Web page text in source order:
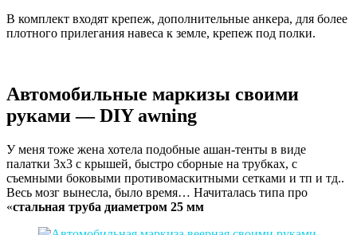
В комплект входят крепеж, дополнительные анкера, для более
плотного прилегания навеса к земле, крепеж под полки.
Автомобильные маркизы своими
руками — DIY awning
У меня тоже жена хотела подобные ашан-тенты в виде
палатки 3х3 с крышей, быстро сборные на трубках, с
съемными боковыми противомаскитными сетками и тп и тд..
Весь мозг вынесла, было время… Начиталась типа про
«стальная труба диаметром 25 мм